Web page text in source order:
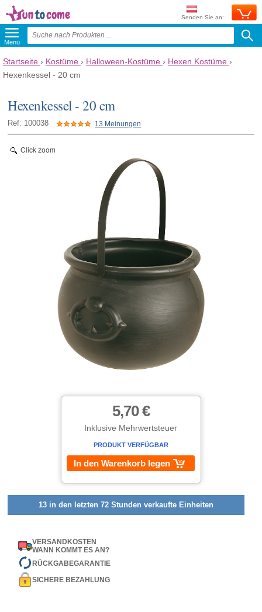
Senden Sie an:
Menü
Startseite › Kostüme › Halloween-Kostüme › Hexen Kostüme ›
Hexenkessel - 20 cm
Hexenkessel - 20 cm
Ref: 100038 13 Meinungen
Click zoom
5,70 €
Inklusive Mehrwertsteuer
PRODUKT VERFÜGBAR
In den Warenkorb legen
13 in den letzten 72 Stunden verkaufte Einheiten
VERSANDKOSTEN
WANN KOMMT ES AN?
RÜCKGABEGARANTIE
SICHERE BEZAHLUNG